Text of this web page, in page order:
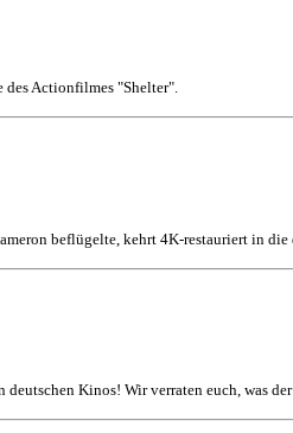
des Actionfilmes "Shelter".
beflügelte, kehrt 4K-restauriert in
Kinos! Wir verraten euch, was